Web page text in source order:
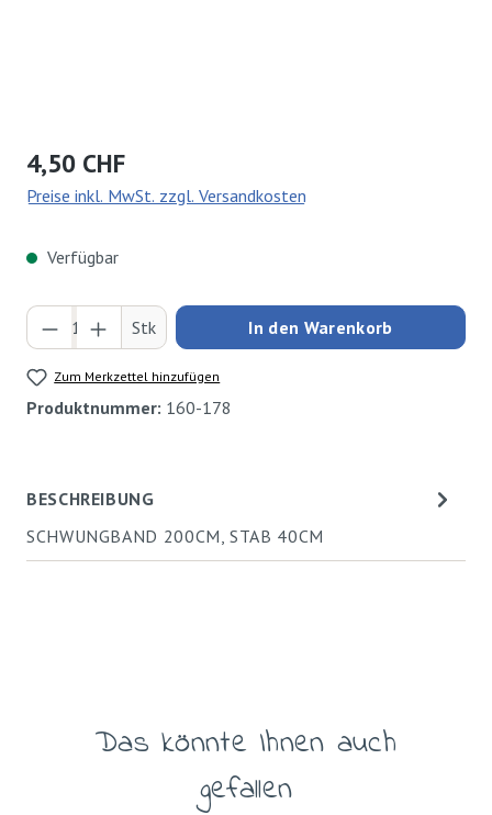
Regulärer Preis:
4,50 CHF
Preise inkl. MwSt. zzgl. Versandkosten
Verfügbar
Produkt Anzahl: Gib den gewünschten Wert
Stk In den Warenkorb
Zum Merkzettel hinzufügen
Produktnummer: 160-178
BESCHREIBUNG
SCHWUNGBAND 200CM, STAB 40CM
Produktgalerie überspringen
Das könnte Ihnen auch
gefallen